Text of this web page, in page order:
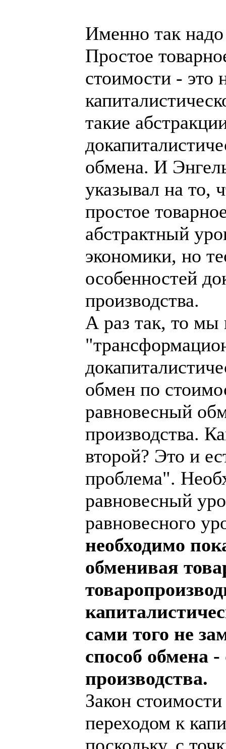
Именно так
Простое
стоимости - это
такие
обмена. И
указывал на то,
простое
абстрактный
экономики, но
особенностей
производства.
А раз так, то мы
обмен по
равновесный
производства.
второй? Это и
проблема".
равновесный
равновесного
необходимо
обменивая
сами того не
способ обмена
производства.
Закон
переходом к